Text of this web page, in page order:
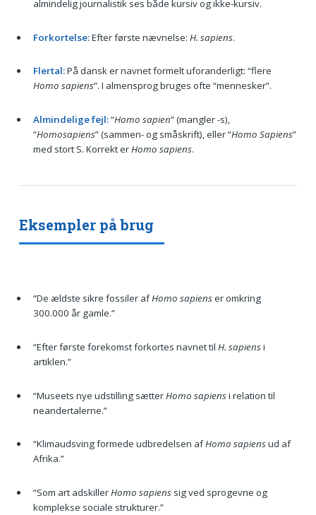
almindelig journalistik ses både kursiv og ikke-kursiv.
Forkortelse:Efter første nævnelse: H. sapiens.
Flertal:På dansk er navnet formelt uforanderligt: “flere
Homo sapiens”. I almensprog bruges ofte “mennesker”.
Almindelige fejl:“Homo sapien” (mangler -s),
“Homosapiens” (sammen- og småskrift), eller “Homo Sapiens”
med stort S. Korrekt erHomo sapiens.
Eksempler på brug
“De ældste sikre fossiler afHomo sapienser omkring
300.000 år gamle.”
“Efter første forekomst forkortes navnet til H. sapiensi
artiklen.”
“Museets nye udstilling sætterHomo sapiensi relation til
neandertalerne.”
“Klimaudsving formede udbredelsen afHomo sapiensud af
Afrika.”
“Som art adskillerHomo sapienssig ved sprogevne og
komplekse sociale strukturer.”